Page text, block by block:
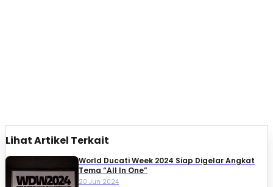
Lihat Artikel Terkait
World Ducati Week 2024 Siap Digelar Angkat
Tema “All In One”
20 Jun 2024